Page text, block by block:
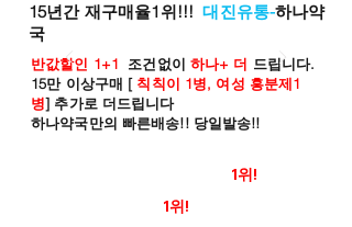
15년간 재구매율1위!!!대진유통-하나약
국
반값할인 1+1 조건없이 하나+ 더 드립니다.
15만 이상구매 [ 칙칙이 1병, 여성 흥분제1
병] 추가로 더드립니다
하나약국만의 빠른배송!! 당일발송!!
1위!
1위!